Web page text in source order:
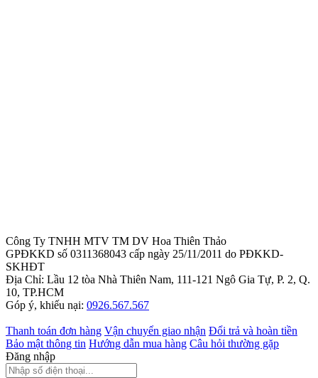
Công Ty TNHH MTV TM DV Hoa Thiên Thảo
GPĐKKD số 0311368043 cấp ngày 25/11/2011 do PĐKKD-
SKHĐT
Địa Chỉ: Lầu 12 tòa Nhà Thiên Nam, 111-121 Ngô Gia Tự, P. 2, Q.
10, TP.HCM
Góp ý, khiếu nại: 0926.567.567
Thanh toán đơn hàng Vận chuyển giao nhận Đổi trả và hoàn tiền
Bảo mật thông tin Hướng dẫn mua hàng Câu hỏi thường gặp
Đăng nhập